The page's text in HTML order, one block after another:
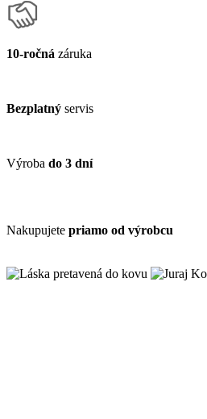
10-ročná záruka
Bezplatný servis
Výroba do 3 dní
Nakupujete priamo od výrobcu